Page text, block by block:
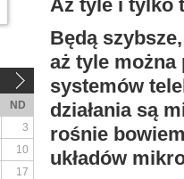
Aż tyle i tylko
Będą
aż tyle
systemów
działania są
rośnie
układów
ND
3
10
17